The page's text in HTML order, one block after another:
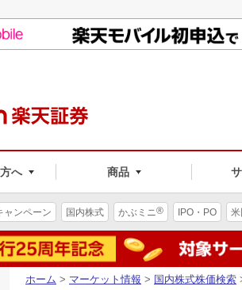
へ 商品
ャンペーン 国内株式 かぶミニ® IPO・PO
ホーム > マーケット情報 > 国内株式株価検索